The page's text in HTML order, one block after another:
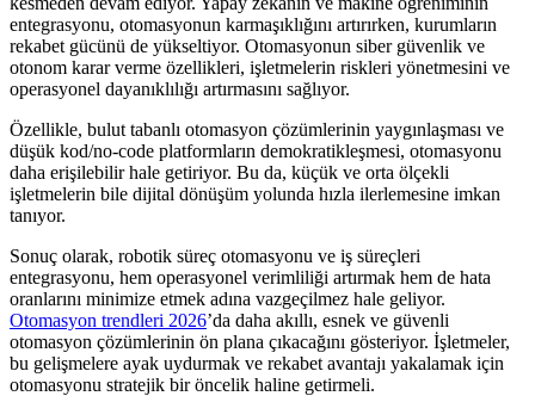
entegrasyonu, otomasyonun karmaşıklığını artırırken, kurumların
rekabet gücünü de yükseltiyor. Otomasyonun siber güvenlik ve
otonom karar verme özellikleri, işletmelerin riskleri yönetmesini ve
operasyonel dayanıklılığı artırmasını sağlıyor.
Özellikle, bulut tabanlı otomasyon çözümlerinin yaygınlaşması ve
düşük kod/no-code platformların demokratikleşmesi, otomasyonu
daha erişilebilir hale getiriyor. Bu da, küçük ve orta ölçekli
işletmelerin bile dijital dönüşüm yolunda hızla ilerlemesine imkan
tanıyor.
Sonuç olarak, robotik süreç otomasyonu ve iş süreçleri
entegrasyonu, hem operasyonel verimliliği artırmak hem de hata
oranlarını minimize etmek adına vazgeçilmez hale geliyor.
Otomasyon trendleri 2026’da daha akıllı, esnek ve güvenli
otomasyon çözümlerinin ön plana çıkacağını gösteriyor. İşletmeler,
bu gelişmelere ayak uydurmak ve rekabet avantajı yakalamak için
otomasyonu stratejik bir öncelik haline getirmeli.